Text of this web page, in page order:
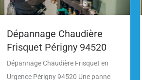
Dépannage Chaudière
Frisquet Périgny 94520
Dépannage Chaudière Frisquet en
Urgence Périgny 94520 Une panne